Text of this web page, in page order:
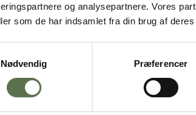
og analysepartnere. Vores
som de har indsamlet fra din brug af deres
Nødvendig
Præferencer